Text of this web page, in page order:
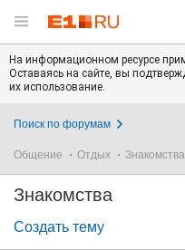
На информационном ресурсе
Оставаясь на сайте, вы
их использование.
Поиск по форумам
Общение Отдых Знакомства
Знакомства
Создать тему